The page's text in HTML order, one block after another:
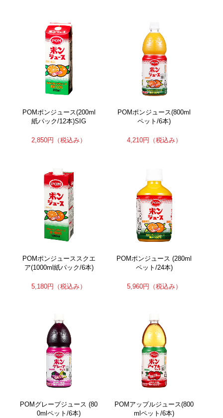
POMポンジュース(200ml
紙パック/12本)SIG
2,850円 （税込み）
POMポンジュース(800ml
ペット/6本)
4,210円 （税込み）
POMポンジューススクエ
ア(1000ml紙パック/6本)
5,180円 （税込み）
POMポンジュース (280ml
ペット/24本)
5,960円 （税込み）
POMグレープジュース (80
0mlペット/6本)
POMアップルジュース(800
mlペット/6本)